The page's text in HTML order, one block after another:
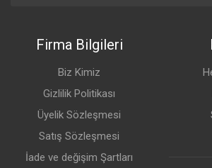
Firma Bilgileri
Biz Kimiz
Gizlilik Politikası
Üyelik Sözleşmesi
Satış Sözleşmesi
İade ve değişim Şartları